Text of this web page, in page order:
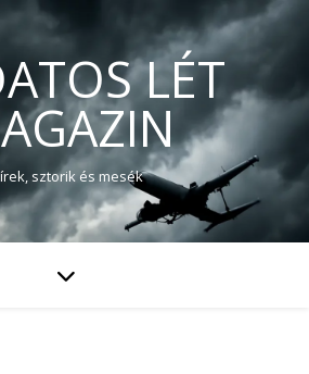
LÉT
sztorik és mesék